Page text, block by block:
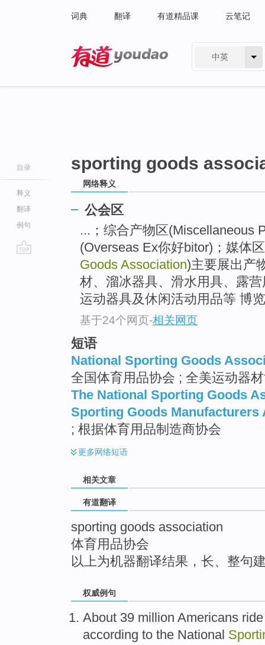
词典 翻译 有道精品课 云笔记
中英
目录
释义
翻译
例句
sporting goods
网络释义
公会区
...；综合产物区(Miscellaneous
(Overseas Ex你好bitor)；媒体
Goods Association)主要展出产
材、溜冰器具、滑水用具、露
运动器具及休闲活动用品等 博
基于24个网页-相关网页
短语
National Sporting Goods
全国体育用品协会 ; 全美运动器
The National Sporting Goods
Sporting Goods Manufacturers
; 根据体育用品制造商协会
更多网络短语
相关文章
有道翻译
sporting goods association
体育用品协会
以上为机器翻译结果，长、整句
权威例句
About 39 million Americans
according to the National